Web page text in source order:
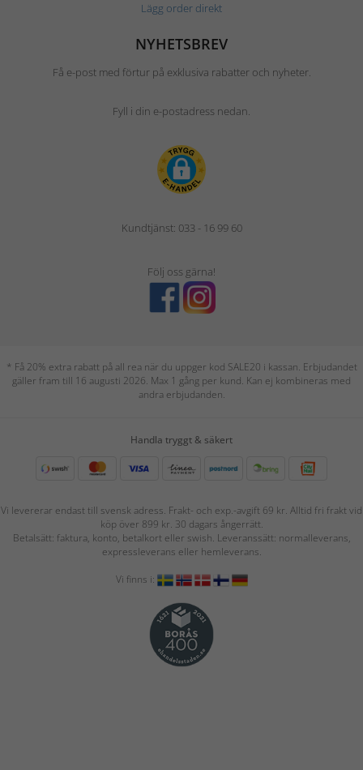
Lägg order direkt
NYHETSBREV
Få e-post med förtur på exklusiva rabatter och nyheter.
Fyll i din e-postadress nedan.
Kundtjänst: 033 - 16 99 60
Följ oss gärna!
* Få 20% extra rabatt på all rea när du uppger kod SALE20 i kassan. Erbjudandet
gäller fram till 16 augusti 2026. Max 1 gång per kund. Kan ej kombineras med
andra erbjudanden.
Handla tryggt & säkert
Vi levererar endast till svensk adress. Frakt- och exp.-avgift 69 kr. Alltid fri frakt vid
köp över 899 kr. 30 dagars ångerrätt.
Betalsätt: faktura, konto, betalkort eller swish. Leveranssätt: normalleverans,
expressleverans eller hemleverans.
Vi finns i: